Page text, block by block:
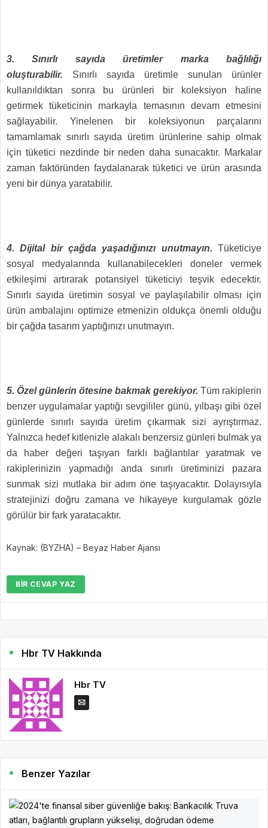
3. Sınırlı sayıda üretimler marka bağlılığı
oluşturabilir. Sınırlı sayıda üretimle sunulan ürünler
kullanıldıktan sonra bu ürünleri bir koleksiyon haline
getirmek tüketicinin markayla temasının devam etmesini
sağlayabilir. Yinelenen bir koleksiyonun parçalarını
tamamlamak sınırlı sayıda üretim ürünlerine sahip olmak
için tüketici nezdinde bir neden daha sunacaktır. Markalar
zaman faktöründen faydalanarak tüketici ve ürün arasında
yeni bir dünya yaratabilir.
4. Dijital bir çağda yaşadığınızı unutmayın. Tüketiciye
sosyal medyalarında kullanabilecekleri doneler vermek
etkileşimi artırarak potansiyel tüketiciyi teşvik edecektir.
Sınırlı sayıda üretimin sosyal ve paylaşılabilir olması için
ürün ambalajını optimize etmenizin oldukça önemli olduğu
bir çağda tasarım yaptığınızı unutmayın.
5. Özel günlerin ötesine bakmak gerekiyor. Tüm rakiplerin
benzer uygulamalar yaptığı sevgililer günü, yılbaşı gibi özel
günlerde sınırlı sayıda üretim çıkarmak sizi ayrıştırmaz.
Yalnızca hedef kitlenizle alakalı benzersiz günleri bulmak ya
da haber değeri taşıyan farklı bağlantılar yaratmak ve
rakiplerinizin yapmadığı anda sınırlı üretiminizi pazara
sunmak sizi mutlaka bir adım öne taşıyacaktır. Dolayısıyla
stratejinizi doğru zamana ve hikayeye kurgulamak gözle
görülür bir fark yaratacaktır.
Kaynak: (BYZHA) – Beyaz Haber Ajansı
BIR CEVAP YAZ
Hbr TV Hakkında
Hbr TV
Benzer Yazılar